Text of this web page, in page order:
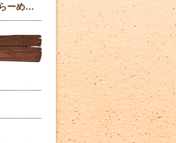
『香港3店舗目・俺流塩らーめん』！！！